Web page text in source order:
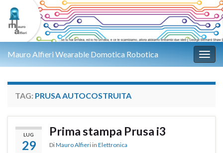
Mauro Alfieri Wearable Domotica Robotica
TAG: PRUSA AUTOCOSTRUITA
LUG
29
Prima stampa Prusa i3
DiMauro Alfieri in Elettronica